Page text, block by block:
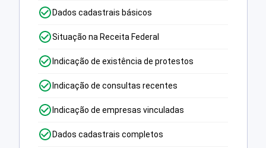
Dados cadastrais básicos
Situação na Receita Federal
Indicação de existência de protestos
Indicação de consultas recentes
Indicação de empresas vinculadas
Dados cadastrais completos